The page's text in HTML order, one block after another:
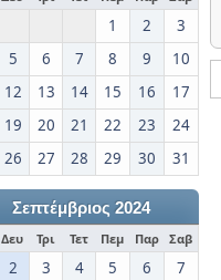
1 2
3
5 6 7 8 9
10
12 13 14 15 16
17
19 20 21 22 23
24
26 27 28 29 30 31
Σεπτέμβριος 2024
Δευ Τρι Τετ Πεμ Παρ Σαβ
2 3 4 5 6
7